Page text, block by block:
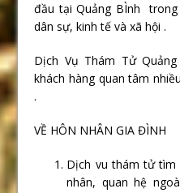
đầu tại Quảng BÌnh
dân sự, kinh tế và xã hội .
Dịch Vụ Thám Tử
khách hàng quan tâm
.
VỀ HÔN NHÂN GIA ĐÌNH
Dịch vu thám tử tìm
nhân, quan hệ